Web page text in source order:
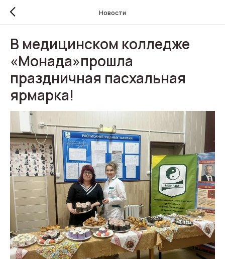
Новости
В медицинском колледже
«Монада»прошла
праздничная пасхальная
ярмарка!